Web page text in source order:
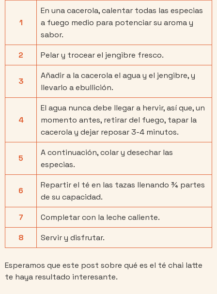
1
En una cacerola, calentar todas las especias
a fuego medio para potenciar su aroma y
sabor.
2
Pelar y trocear el jengibre fresco.
3
Añadir a la cacerola el agua y el jengibre, y
llevarlo a ebullición.
4
El agua nunca debe llegar a hervir, así que, un
momento antes, retirar del fuego, tapar la
cacerola y dejar reposar 3-4 minutos.
5
A continuación, colar y desechar las
especias.
6
Repartir el té en las tazas llenando ¾ partes
de su capacidad.
7
Completar con la leche caliente.
8
Servir y disfrutar.
Esperamos que este post sobre qué es el té chai latte
te haya resultado interesante.